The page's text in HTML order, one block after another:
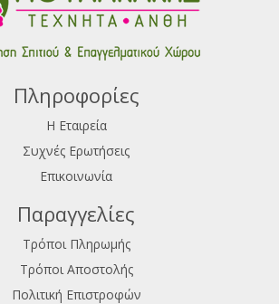
Πληροφορίες
Η Εταιρεία
Συχνές Ερωτήσεις
Επικοινωνία
Παραγγελίες
Τρόποι Πληρωμής
Τρόποι Αποστολής
Πολιτική Επιστροφών